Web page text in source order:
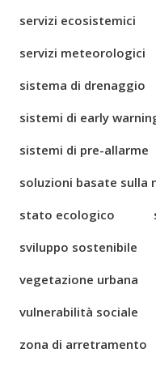
servizi ecosistemici
servizi meteorologici
sistema di drenaggio
sistemi di early
sistemi di pre-allarme
soluzioni basate sulla
stato ecologico
sviluppo sostenibile
vegetazione urbana
vulnerabilità sociale
zona di arretramento